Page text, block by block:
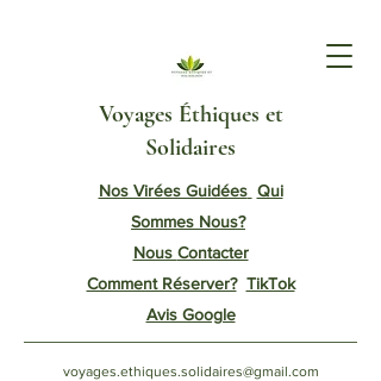
Voyages Éthiques et
Solidaires
Nos Virées Guidées Qui
Sommes Nous?
Nous Contacter
Comment Réserver? TikTok
Avis Google
voyages.ethiques.solidaires@gmail.com